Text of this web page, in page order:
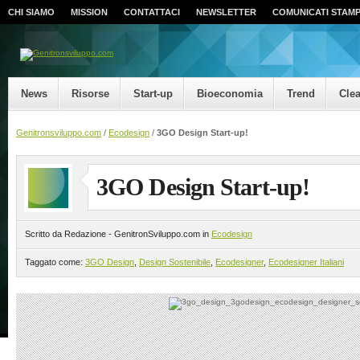
CHI SIAMO MISSION CONTATTACI NEWSLETTER COMUNICATI
News Risorse Start-up Bioeconomia Trend
Genitronsviluppo.com / Ecodesign / 3GO Design Start-up!
3GO Design Start-up!
Scritto da Redazione - GenitronSviluppo.com in Ecodesign
Taggato come: 3GO Design Design Sostenibile Ecodesigner, Ecodesigner Italiani